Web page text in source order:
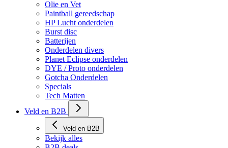
Reparatiesets
Olie en Vet
Paintball gereedschap
HP Lucht onderdelen
Burst disc
Batterijen
Onderdelen divers
Planet Eclipse onderdelen
DYE / Proto onderdelen
Gotcha Onderdelen
Specials
Tech Matten
Veld en B2B
Veld en B2B